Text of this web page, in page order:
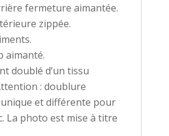
fermeture aimantée.
zippée.
aimanté.
doublé d’un tissu
: doublure
et différente pour
La photo est mise à titre